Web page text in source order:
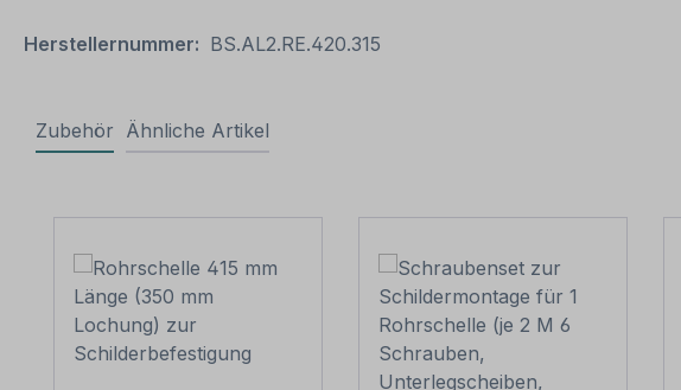
Herstellernummer: BS.AL2.RE.420.315
Zubehör Ähnliche Artikel